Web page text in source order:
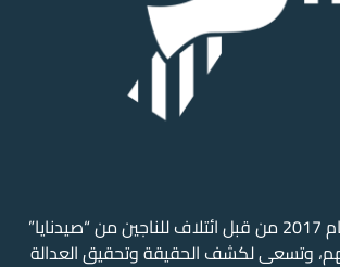
تأسست الرابطة عام 2017 من قبل ائتلاف للناجين من “صيدنايا”
وتسعى لكشف الحقيقة وتحقيق العدالة